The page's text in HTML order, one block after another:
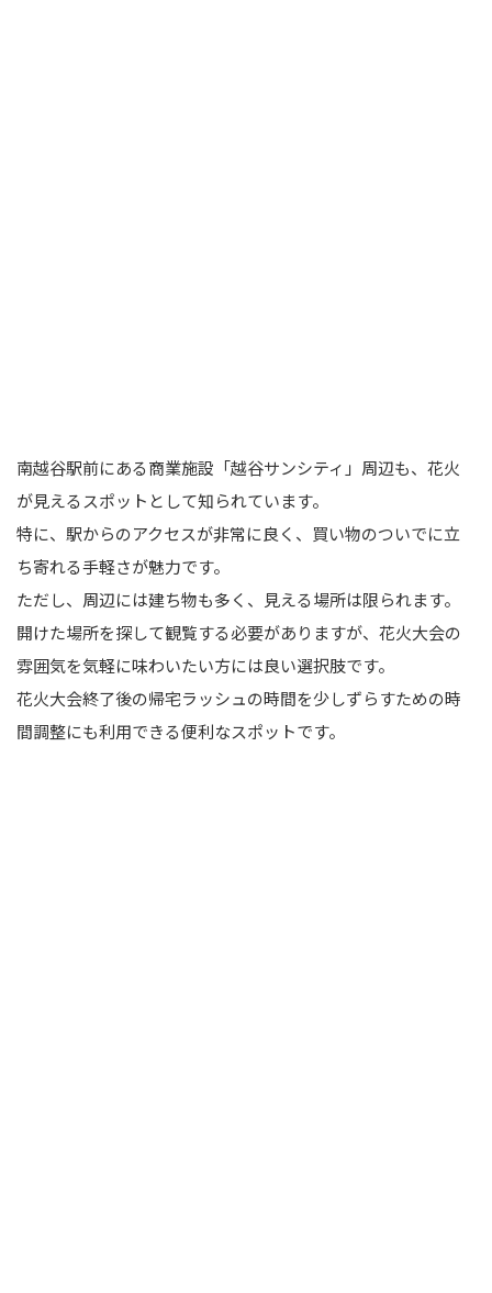
南越谷駅前にある商業施設「越谷サンシティ」周辺も、花火
が見えるスポットとして知られています。
特に、駅からのアクセスが非常に良く、買い物のついでに立
ち寄れる手軽さが魅力です。
ただし、周辺には建ち物も多く、見える場所は限られます。
開けた場所を探して観覧する必要がありますが、花火大会の
雰囲気を気軽に味わいたい方には良い選択肢です。
花火大会終了後の帰宅ラッシュの時間を少しずらすための時
間調整にも利用できる便利なスポットです。